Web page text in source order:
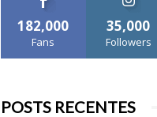
182,000
Fans
35,000
Followers
POSTS RECENTES